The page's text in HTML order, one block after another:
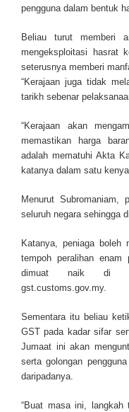
pengguna dalam bentuk
Beliau turut memberi
mengeksploitasi hasrat
seterusnya memberi
“Kerajaan juga tidak
tarikh sebenar
“Kerajaan akan
memastikan har­ga
adalah mematuhi Akta
katanya dalam satu
Menurut
seluruh negara sehingga
Katanya, peniaga boleh
tempoh peralihan
dimuat naik di
gst.customs.gov.my.
Sementara itu beliau
GST pada kadar sifar
Jumaat ini akan
serta golongan
daripadanya.
“Buat masa ini, langkah